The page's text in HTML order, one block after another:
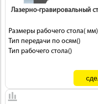
Лазерно-гравировальный
Размеры рабочего стола( мм)
Тип передачи по осям()
Тип рабочего стола()